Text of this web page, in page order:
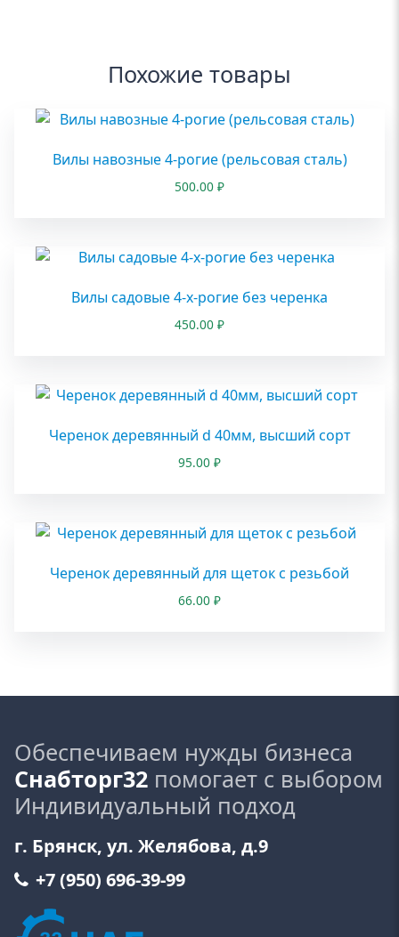
Похожие товары
Вилы навозные 4-рогие (рельсовая сталь)
500.00 ₽
Вилы садовые 4-х-рогие без черенка
450.00 ₽
Черенок деревянный d 40мм, высший сорт
95.00 ₽
Черенок деревянный для щеток с резьбой
66.00 ₽
Обеспечиваем нужды бизнеса
Снабторг32 помогает с выбором
Индивидуальный подход
г. Брянск, ул. Желябова, д.9
+7 (950) 696-39-99